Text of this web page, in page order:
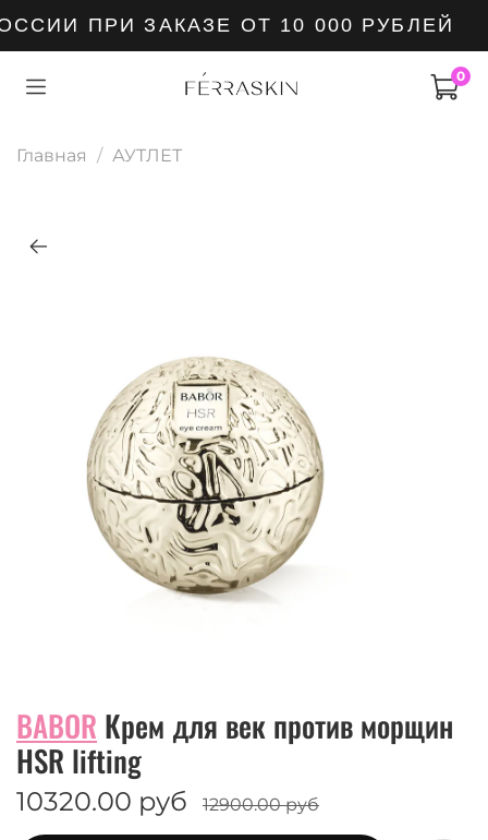
ПРИ ЗАКАЗЕ ОТ 10 000 РУБЛЕЙ
0
Главная АУТЛЕТ
BABOR Крем для век против морщин
HSR lifting
10320.00 руб 12900.00 руб